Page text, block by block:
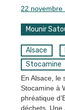
22 novembre
Mounir
Alsace
Stocamine
En Alsace, le
Stocamine à
phréatique
déchets. Une